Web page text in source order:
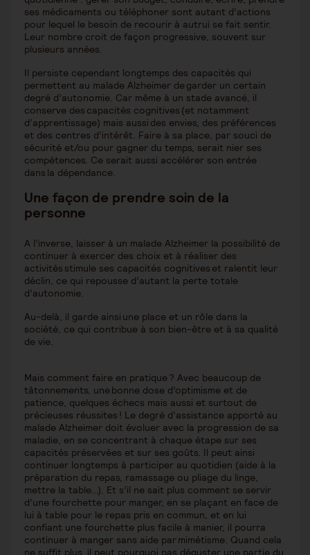
ses médicaments ou téléphoner sont autant d’actions
pour lequel le besoin de recourir à autrui se fait sentir.
Leur nombre croit de façon progressive, souvent sur
plusieurs années.
Il persiste cependant longtemps des capacités qui
permettent au malade Alzheimer de garder un certain
degré d’autonomie. Car même à un stade avancé, il
conserve des capacités cognitives (et notamment
d’apprentissage) mais aussi des envies, des préférences
et des centres d’intérêt. Faire à sa place, par souci de
sécurité et/ou pour gagner du temps, serait nier ses
compétences. Ce serait aussi accélérer son entrée
dans la dépendance.
Une façon de prendre soin de la
personne
A l’inverse, laisser à un malade Alzheimer la possibilité de
continuer à exercer des choix et à réaliser des
activités stimule ses capacités cognitives et ralentit leur
déclin, ce qui repousse d’autant la perte totale
d’autonomie.
Au-delà, il garde ainsi une place et un rôle dans la
société, ce qui contribue à son bien-être et à sa qualité
de vie.
Mais comment faire en pratique ? Avec beaucoup de
tâtonnements, une bonne dose d’optimisme et de
patience, quelques échecs mais aussi et surtout de
précieuses réussites ! Le degré d’assistance apporté au
malade Alzheimer doit évoluer avec la progression de sa
maladie, en se concentrant à chaque étape sur ses
capacités préservées et sur ses goûts. Il peut ainsi
continuer longtemps à participer au quotidien (aide à la
préparation du repas, ramassage ou pliage du linge,
mettre la table…). Et s’il ne sait plus comment se servir
d’une fourchette pour manger, en se plaçant en face de
lui à table pour le repas pris en commun, et en lui
confiant une fourchette plus facile à manier, il pourra
continuer à manger sans aide par mimétisme. Quand cela
ne suffit plus, il peut pourquoi pas déguster une partie du